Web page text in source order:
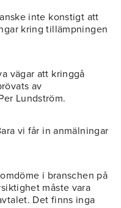
inte konstigt att
kring tillämpningen
vägar att kringgå
av
Lundström.
vi får in anmälningar
i branschen på
måste vara
Det finns inga